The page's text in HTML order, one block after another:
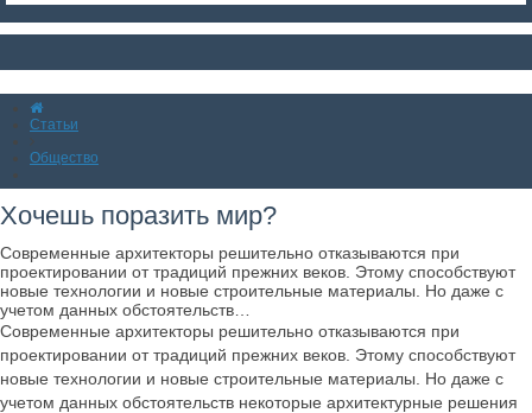
Статьи
Общество
Хочешь поразить мир?
Современные архитекторы решительно отказываются при
проектировании от традиций прежних веков. Этому способствуют
новые технологии и новые строительные материалы. Но даже с
учетом данных обстоятельств…
Современные архитекторы решительно отказываются при
проектировании от традиций прежних веков. Этому способствуют
новые технологии и новые строительные материалы. Но даже с
учетом данных обстоятельств некоторые архитектурные решения